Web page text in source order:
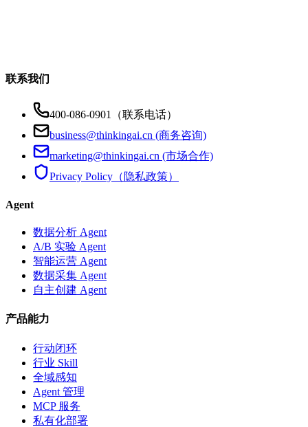
联系我们
400-086-0901（联系电话）
business@thinkingai.cn (商务咨询)
marketing@thinkingai.cn (市场合作)
Privacy Policy（隐私政策）
Agent
数据分析 Agent
A/B 实验 Agent
智能运营 Agent
数据采集 Agent
自主创建 Agent
产品能力
行动闭环
行业 Skill
全域感知
Agent 管理
MCP 服务
私有化部署